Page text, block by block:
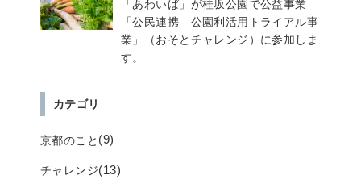
「あわいば」が桂坂公園で公益事業
「公民連携 公園利活用トライアル事
業」（おそとチャレンジ）に参加しま
す。
カテゴリ
京都のこと (9)
チャレンジ(13)